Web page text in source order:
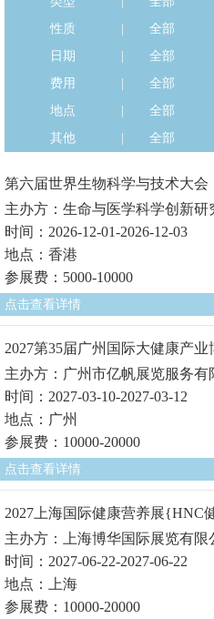
性质
全部
日期
全部
费用
全部
地点
全部
其他
全部
第六届世界生物科学与技术大会
主办方：生命与医学科学创新研
时间：2026-12-01-2026-12-03
地点：香港
参展费：5000-10000
点击查看详情
2027第35届广州国际大健康产业
主办方：广州市亿帆展览服务有
时间：2027-03-10-2027-03-12
地点：广州
参展费：10000-20000
点击查看详情
2027上海国际健康营养展{HNC
主办方：上海博华国际展览有限
时间：2027-06-22-2027-06-22
地点：上海
参展费：10000-20000